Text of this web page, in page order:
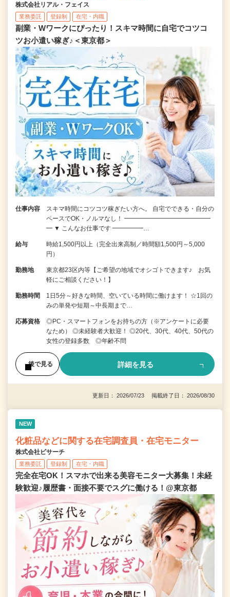
株式会社リアル・フェイス
業務委託 登録制 在宅・内職
副業・Wワークにぴったり！スキマ時間に自宅でコツコ
ツお小遣い稼ぎ♪＜東京都＞
仕事内容
スキマ時間にコツコツ稼ぎたい方へ。 自宅でできる・自分の
ペースでOK・ノルマなし！ ━━━━━━━━━━━━━━
━ ▼ こんなお仕事です ━━━━━…
給与
時給1,500円以上（完全出来高制／時間額1,500円～5,000
円）
勤務地
東京都23区内等【ご希望の地域でオシゴトできます♪ お気
軽にご相談ください！】
勤務時間
1日5分～好きな時間、空いている時間に働けます！ ☆1回の
みの単発や短期～中長期まで…
応募資格
◎PC・スマートフォンをお持ちの方（※アンケートに必要
なため） ◎未経験者大歓迎！ ◎20代、30代、40代、50代の
女性の登録多数 ◎年齢不問
後で見る 詳細を見る
更新日： 2026/07/23 掲載終了日： 2026/08/30
NEW
化粧品などに関する在宅調査員・在宅モニター
株式会社ビサーチ
業務委託 登録制 在宅・内職
完全在宅OK！スマホで出来る美容モニター大募集！未経
験歓迎♪履歴書・面接不要でスグに働ける！@東京都